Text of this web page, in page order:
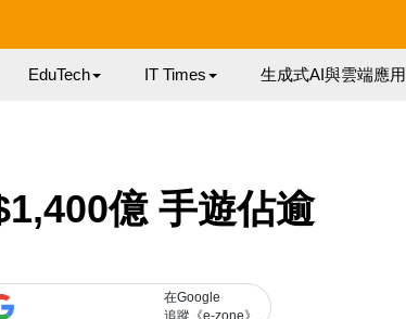
EduTech IT Times 生成式AI與雲端應用
億 手遊佔逾
在Google
追蹤《e-zone》